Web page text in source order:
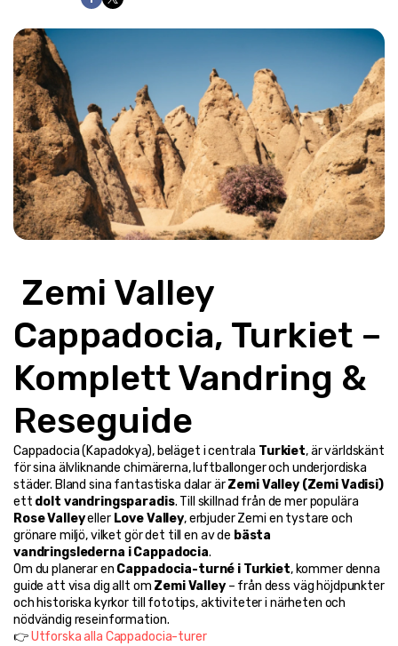
Cappadocia, Turkiet –
Komplett Vandring &
Reseguide
Cappadocia (Kapadokya), beläget i centrala Turkiet, är världskänt
för sina älvliknande chimärerna, luftballonger och underjordiska
städer. Bland sina fantastiska dalar är Zemi Valley (Zemi Vadisi)
ett dolt vandringsparadis
Rose Valley eller Love Valley, erbjuder Zemi en tystare och
grönare miljö, vilket gör det till en av de bästa
vandringslederna i Cappadocia.
Om du planerar en Cappadocia-turné i Turkiet, kommer denna
guide att visa dig allt om Zemi Valley – från dess väg höjdpunkter
och historiska kyrkor till fototips, aktiviteter i närheten och
nödvändig reseinformation.
👉 Utforska alla Cappadocia-turer